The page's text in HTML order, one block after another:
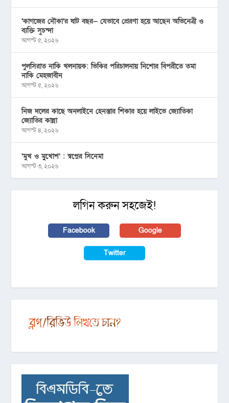
‘কাগজের নৌকা’র ষাট বছর— যেভাবে প্রেরণা হয়ে আছেন অভিনেত্রী ও
ব্যক্তি সুচন্দা
আগস্ট ৫, ২০২৬
পুলসিরাত নাকি খলনায়ক: ভিকির পরিচালনায় নিশোর বিপরীতে তমা
নাকি মেহজাবীন
আগস্ট ৫, ২০২৬
নিজ দলের কাছে অনলাইনে হেনস্তার শিকার হয়ে লাইভে জ্যোতিকা
জ্যোতির কান্না
আগস্ট ৪, ২০২৬
‘মুখ ও মু্খোশ’ : স্বপ্নের সিনেমা
আগস্ট ৩, ২০২৬
লগিন করুন সহজেই!
Facebook Google
Twitter